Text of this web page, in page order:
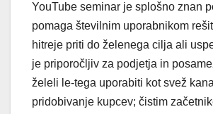
YouTube seminar je splošno znan
pomaga številnim uporabnikom
hitreje priti do želenega cilja ali
je priporočljiv za podjetja in
želeli le-tega uporabiti kot svež
pridobivanje kupcev; čistim